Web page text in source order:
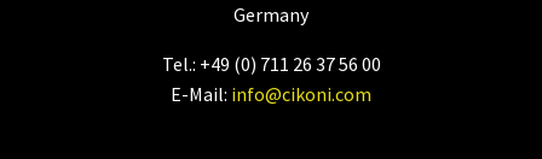
Germany
Tel.: +49 (0) 711 26 37 56 00
E-Mail: info@cikoni.com